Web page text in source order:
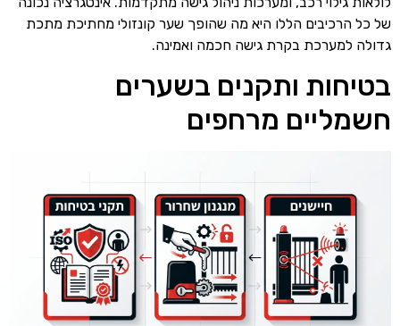
של כל הרכיבים הללו היא מה שהופך שער קונזולי מחתיכת מתכת
גדולה למערכת בקרת גישה חכמה ואמינה.
בטיחות ותקנים בשערים
חשמליים מרחפים